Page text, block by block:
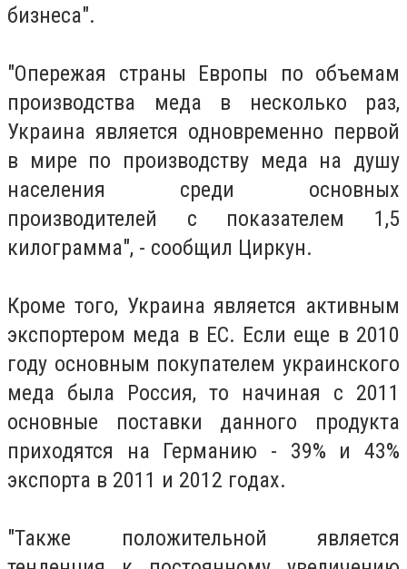
бизнеса".
"Опережая страны Европы по объемам
производства меда в несколько раз,
Украина является одновременно первой
в мире по производству меда на душу
населения среди основных
производителей с показателем 1,5
килограмма", - сообщил Циркун.
Кроме того, Украина является активным
экспортером меда в ЕС. Если еще в 2010
году основным покупателем украинского
меда была Россия, то начиная с 2011
основные поставки данного продукта
приходятся на Германию - 39% и 43%
экспорта в 2011 и 2012 годах.
"Также положительной является